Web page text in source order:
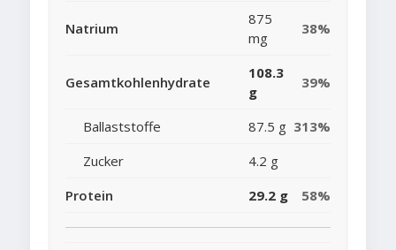
Natrium
875
mg
38%
Gesamtkohlenhydrate
108.3
g
39%
Ballaststoffe 87.5 g 313%
Zucker
4.2 g
Protein
29.2 g 58%